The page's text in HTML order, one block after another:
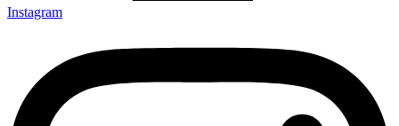
Instagram